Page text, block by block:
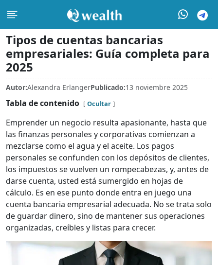
Tipos de cuentas bancarias
empresariales: Guía completa para
2025
Autor:Alexandra ErlangerPublicado:13 noviembre 2025
Tabla de contenido Ocultar
Emprender un negocio resulta apasionante, hasta que
las finanzas personales y corporativas comienzan a
mezclarse como el agua y el aceite. Los pagos
personales se confunden con los depósitos de clientes,
los impuestos se vuelven un rompecabezas, y, antes de
darse cuenta, usted está sumergido en hojas de
cálculo. Es en ese punto donde entra en juego una
cuenta bancaria empresarial adecuada. No se trata solo
de guardar dinero, sino de mantener sus operaciones
organizadas, creíbles y listas para crecer.